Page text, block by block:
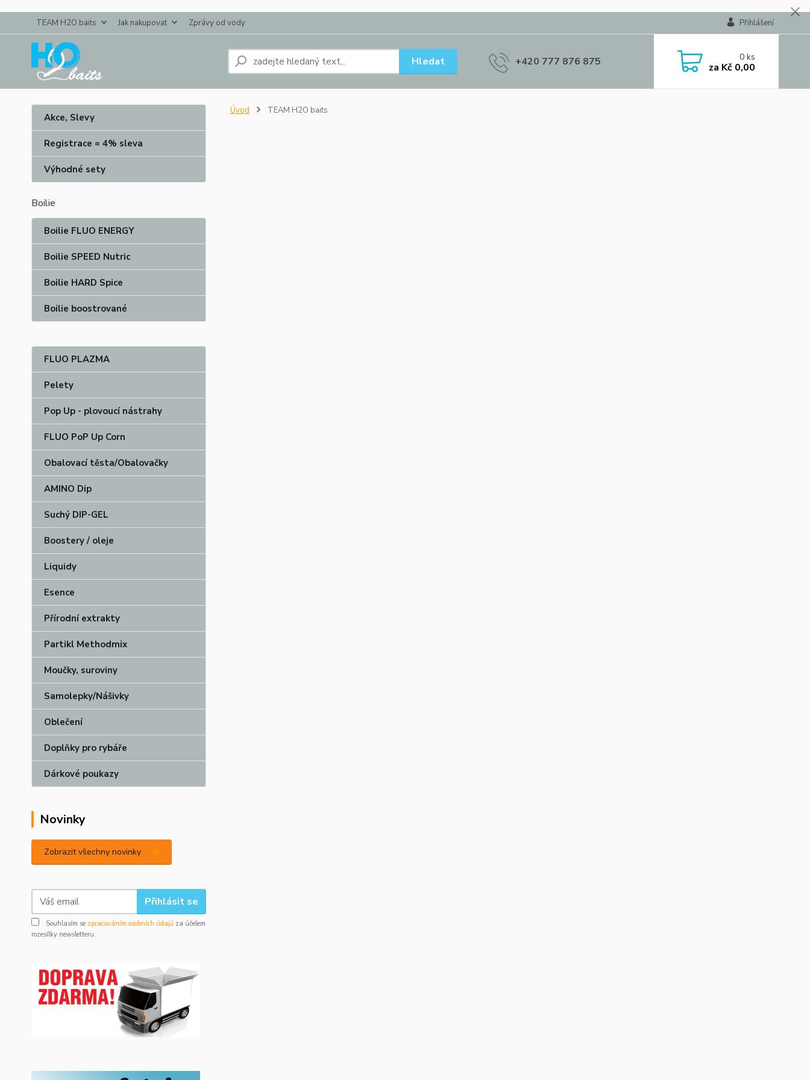
TEAM H2O baits Jak nakupovat Zprávy od vody Přihlášení
Hledat +420 777 876 875 0ks
za Kč 0,00
Akce, Slevy
Registrace = 4% sleva
Výhodné sety
Boilie
Boilie FLUO ENERGY
Boilie SPEED Nutric
Boilie HARD Spice
Boilie boostrované
FLUO PLAZMA
Pelety
Pop Up - plovoucí nástrahy
FLUO PoP Up Corn
Obalovací těsta/Obalovačky
AMINO Dip
Suchý DIP-GEL
Boostery / oleje
Liquidy
Esence
Přírodní extrakty
Partikl Methodmix
Moučky, suroviny
Samolepky/Nášivky
Oblečení
Doplňky pro rybáře
Dárkové poukazy
Novinky
Zobrazit všechny novinky
Přihlásit se
Souhlasím se zpracováním osobních údajů za účelem
rozesílky newsletteru.
Úvod TEAM H2O baits